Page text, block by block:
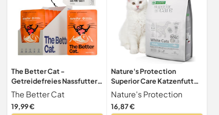
The Better Cat -
Getreidefreies Nassfutter
mit extra hohem
Fleischanteil - Premium
Katzenfutter ohne Getreide
The Better Cat
19,99 €
Nature's Protection
Superior Care Katzenfutter
White Adult, Hering 1,5 kg
Nature's Protection
16,87 €